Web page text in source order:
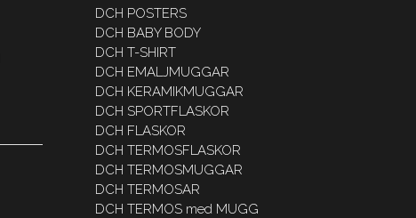
DCH POSTERS
DCH BABY BODY
DCH T-SHIRT
DCH EMALJMUGGAR
DCH KERAMIKMUGGAR
DCH SPORTFLASKOR
DCH FLASKOR
DCH TERMOSFLASKOR
DCH TERMOSMUGGAR
DCH TERMOSAR
DCH TERMOS med MUGG